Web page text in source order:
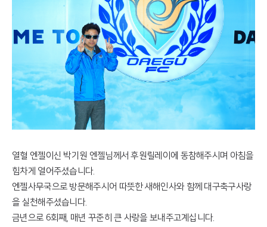
열혈 엔젤이신 박기원 엔젤님께서 후원릴레이에 동참해주시며 아침을
힘차게 열어주셨습니다.
엔젤사무국으로 방문해주시어 따뜻한 새해인사와 함께 대구축구사랑
을 실천해주셨습니다.
금년으로 6회째, 매년 꾸준히 큰 사랑을 보내주고계십니다.